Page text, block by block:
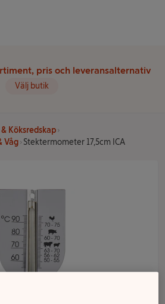
pris och leveransalternativ
Välj butik
Köksredskap
Våg Stektermometer 17,5cm ICA